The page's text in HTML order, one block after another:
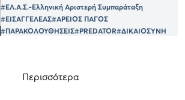
#ΕΛ.Α.Σ.-Ελληνική Αριστερή Συμπαράταξη
#ΕΙΣΑΓΓΕΛΕΑΣ#ΑΡΕΙΟΣ ΠΑΓΟΣ
#ΠΑΡΑΚΟΛΟΥΘΗΣΕΙΣ#PREDATOR#ΔΙΚΑΙΟΣΥΝΗ
Περισσότερα